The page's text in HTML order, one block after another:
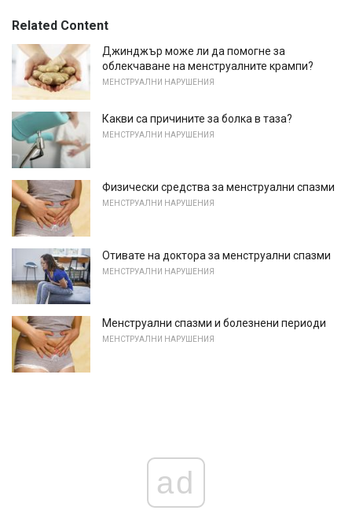
Related Content
Джинджър може ли да помогне за
облекчаване на менструалните крампи?
МЕНСТРУАЛНИ НАРУШЕНИЯ
Какви са причините за болка в таза?
МЕНСТРУАЛНИ НАРУШЕНИЯ
Физически средства за менструални спазми
МЕНСТРУАЛНИ НАРУШЕНИЯ
Отивате на доктора за менструални спазми
МЕНСТРУАЛНИ НАРУШЕНИЯ
Менструални спазми и болезнени периоди
МЕНСТРУАЛНИ НАРУШЕНИЯ
ad